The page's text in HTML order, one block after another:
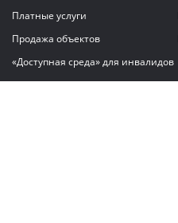
Платные услуги
Продажа объектов
«Доступная среда» для инвалидов